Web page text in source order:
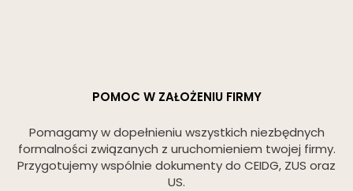
POMOC W ZAŁOŻENIU FIRMY
Pomagamy w dopełnieniu wszystkich niezbędnych
formalności związanych z uruchomieniem twojej firmy.
Przygotujemy wspólnie dokumenty do CEIDG, ZUS oraz
US.